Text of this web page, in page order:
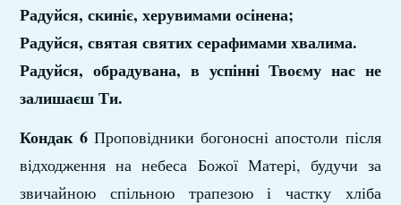
Радуйся, скиніє, херувимами осінена;
Радуйся, святая святих серафимами хвалима.
Радуйся, обрадувана, в успінні Твоєму нас не
залишаєш Ти.
Кондак 6Проповідники богоносні апостоли після
відходження на небеса Божої Матері, будучи за
звичайною спільною трапезою і частку хліба